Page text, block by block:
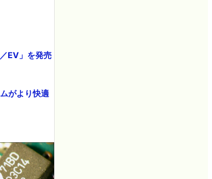
EV」を発売
がより快適